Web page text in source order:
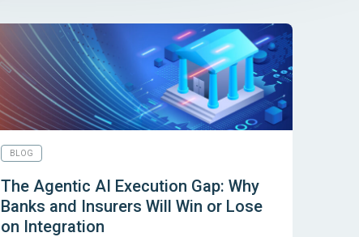
BLOG
The Agentic AI Execution Gap: Why
Banks and Insurers Will Win or Lose
on Integration